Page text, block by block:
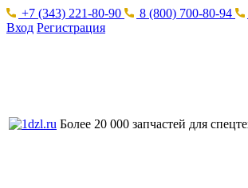
+7 (343) 221-80-90 8 (800) 700-80-94
Вход Регистрация
Более 20 000 запчастей для